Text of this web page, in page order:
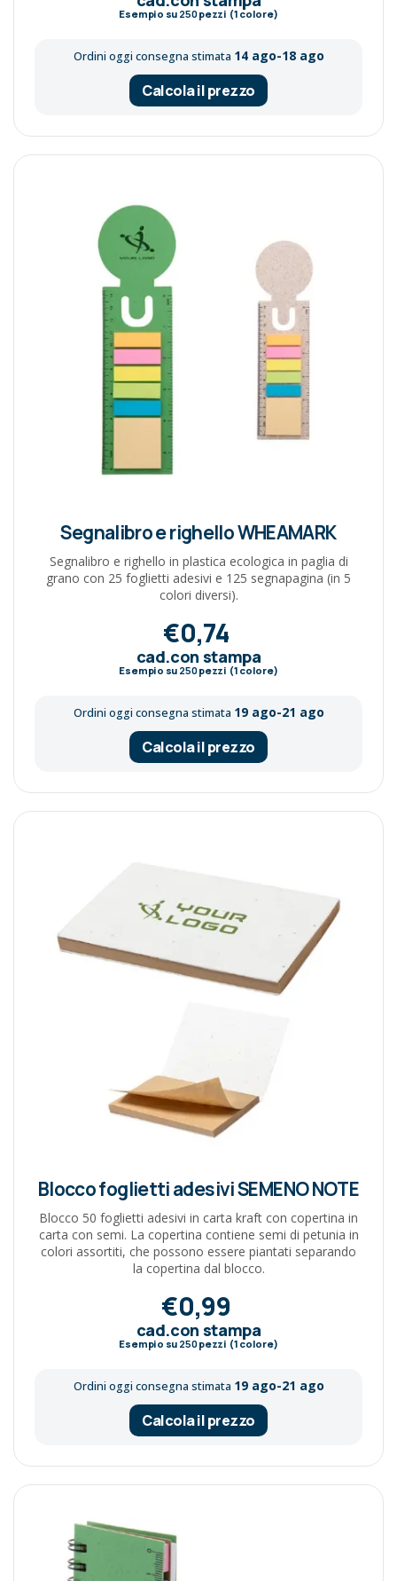
Esempio su 250pezzi (1 colore)
Ordini oggi consegna stimata 14 ago-18 ago
Calcola il prezzo
Segnalibro e righello WHEAMARK
Segnalibro e righello in plastica ecologica in paglia di
grano con 25 foglietti adesivi e 125 segnapagina (in 5
colori diversi).
€0,74
cad.con stampa
Esempio su 250pezzi (1 colore)
Ordini oggi consegna stimata 19 ago-21 ago
Calcola il prezzo
Blocco foglietti adesivi SEMENO NOTE
Blocco 50 foglietti adesivi in carta kraft con copertina in
carta con semi. La copertina contiene semi di petunia in
colori assortiti, che possono essere piantati separando
la copertina dal blocco.
€0,99
cad.con stampa
Esempio su 250pezzi (1 colore)
Ordini oggi consegna stimata 19 ago-21 ago
Calcola il prezzo